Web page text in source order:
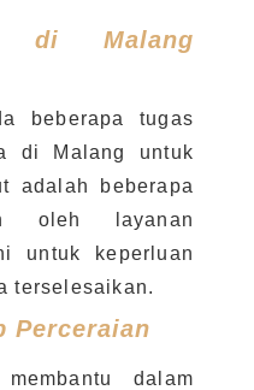
di Malang
beberapa tugas
di Malang untuk
adalah beberapa
oleh layanan
untuk keperluan
terselesaikan.
Perceraian
dalam